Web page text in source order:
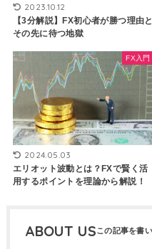
2023.10.12
【3分解説】FX初心者が勝つ理由と
その先に待つ地獄
FX入門
2024.05.03
エリオット波動とは？FXで賢く活
用するポイントを理論から解説！
ABOUT US